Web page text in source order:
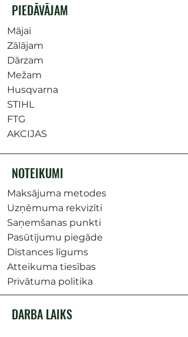
PIEDĀVĀJAM
Mājai
Zālājam
Dārzam
Mežam
Husqvarna
STIHL
FTG
AKCIJAS
NOTEIKUMI
Maksājuma metodes
Uzņēmuma rekvizīti
Saņemšanas punkti
Pasūtījumu piegāde
Distances līgums
Atteikuma tiesības
Privātuma politika
DARBA LAIKS